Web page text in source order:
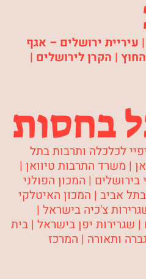
ירושלים – אגף
| הקרן לירושלים |
בחסות
לכלכלה ותרבות בתל
| משרד התרבות טיוואן |
| המכון הפולני
אביב | המכון האיטלקי
צ'כיה בישראל |
| שגרירות יפן בישראל | בית
ותאורה | המרכז